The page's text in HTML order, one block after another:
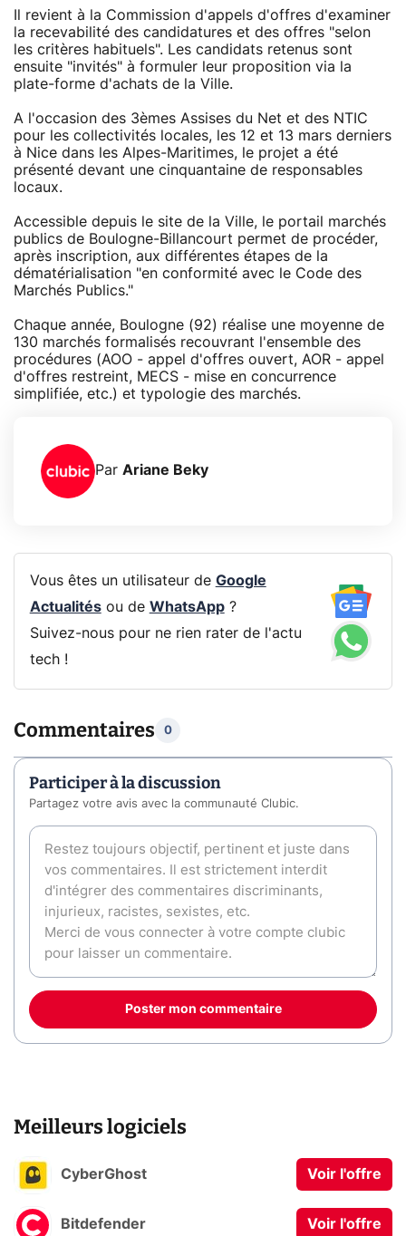
Il revient à la Commission d'appels d'offres d'examiner
la recevabilité des candidatures et des offres "selon
les critères habituels". Les candidats retenus sont
ensuite "invités" à formuler leur proposition via la
plate-forme d'achats de la Ville.
A l'occasion des 3èmes Assises du Net et des NTIC
pour les collectivités locales, les 12 et 13 mars derniers
à Nice dans les Alpes-Maritimes, le projet a été
présenté devant une cinquantaine de responsables
locaux.
Accessible depuis le site de la Ville, le portail marchés
publics de Boulogne-Billancourt permet de procéder,
après inscription, aux différentes étapes de la
dématérialisation "en conformité avec le Code des
Marchés Publics."
Chaque année, Boulogne (92) réalise une moyenne de
130 marchés formalisés recouvrant l'ensemble des
procédures (AOO - appel d'offres ouvert, AOR - appel
d'offres restreint, MECS - mise en concurrence
simplifiée, etc.) et typologie des marchés.
Par Ariane Beky
Vous êtes un utilisateur de Google
Actualitésou de WhatsApp?
Suivez-nous pour ne rien rater de l'actu
tech !
Commentaires 0
Participer à la discussion
Partagez votre avis avec la communauté Clubic.
Poster mon commentaire
Meilleurs logiciels
CyberGhost Voir l'offre
Bitdefender Voir l'offre